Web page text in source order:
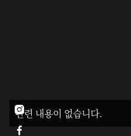
관련 내용이 없습니다.

